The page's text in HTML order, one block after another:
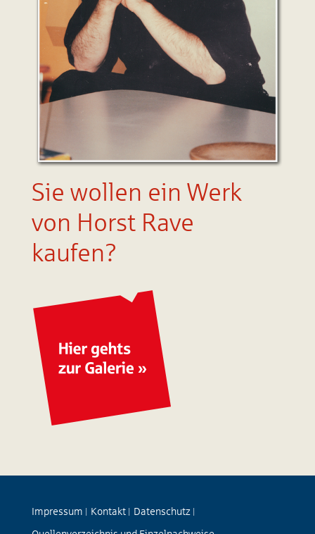
Sie wollen ein Werk
von Horst Rave
kaufen?
Impressum Kontakt| Datenschutz|